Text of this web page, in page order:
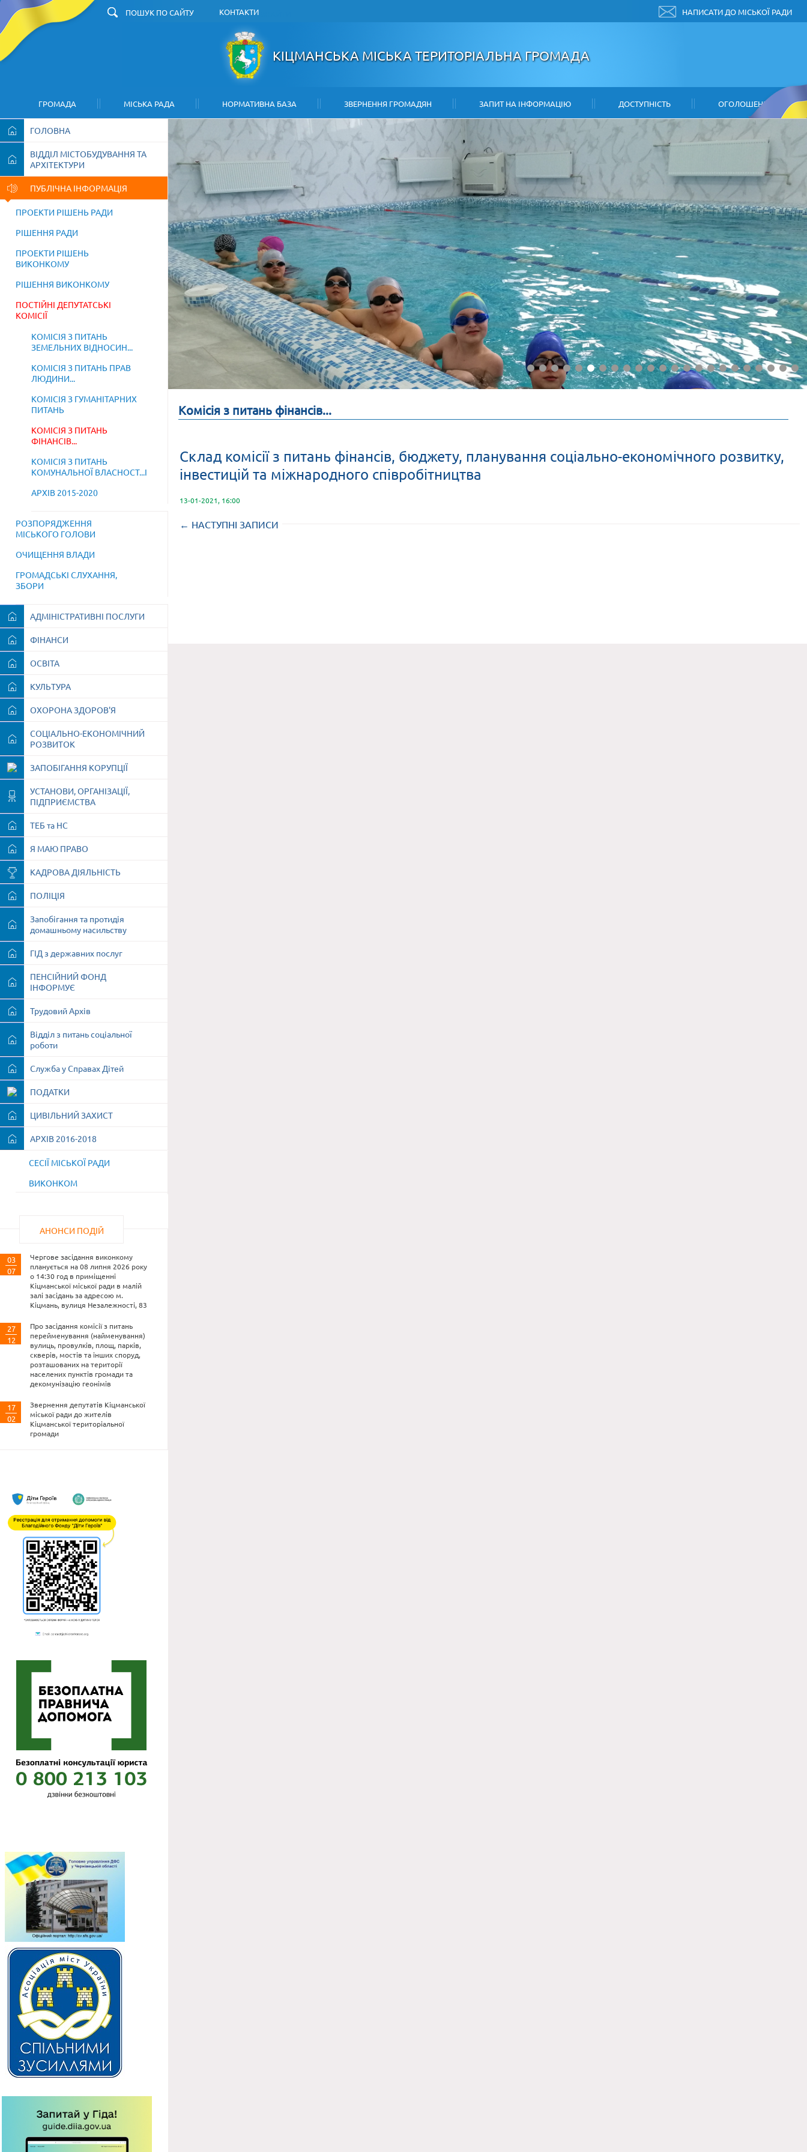
КОНТАКТИ НАПИСАТИ ДО МІСЬКОЇ РАДИ
КІЦМАНСЬКА МІСЬКА ТЕРИТОРІАЛЬНА ГРОМАДА
ГРОМАДА МІСЬКА РАДА НОРМАТИВНА БАЗА ЗВЕРНЕННЯ ГРОМАДЯН ЗАПИТ НА ІНФОРМАЦІЮ ДОСТУПНІСТЬ ОГОЛОШЕННЯ
ІНВЕСТОРУ КОНТАКТИ
ГОЛОВНА
ВІДДІЛ МІСТОБУДУВАННЯ ТА
АРХІТЕКТУРИ
ПУБЛІЧНА ІНФОРМАЦІЯ
ПРОЕКТИ РІШЕНЬ РАДИ
РІШЕННЯ РАДИ
ПРОЕКТИ РІШЕНЬ
ВИКОНКОМУ
РІШЕННЯ ВИКОНКОМУ
ПОСТІЙНІ ДЕПУТАТСЬКІ
КОМІСІЇ
КОМІСІЯ З ПИТАНЬ
ЗЕМЕЛЬНИХ ВІДНОСИН...
КОМІСІЯ З ПИТАНЬ ПРАВ
ЛЮДИНИ...
КОМІСІЯ З ГУМАНІТАРНИХ
ПИТАНЬ
КОМІСІЯ З ПИТАНЬ
ФІНАНСІВ...
КОМІСІЯ З ПИТАНЬ
КОМУНАЛЬНОЇ ВЛАСНОСТ...І
АРХІВ 2015-2020
РОЗПОРЯДЖЕННЯ
МІСЬКОГО ГОЛОВИ
ОЧИЩЕННЯ ВЛАДИ
ГРОМАДСЬКІ СЛУХАННЯ,
ЗБОРИ
АДМІНІСТРАТИВНІ ПОСЛУГИ
ФІНАНСИ
ОСВІТА
КУЛЬТУРА
ОХОРОНА ЗДОРОВ'Я
СОЦІАЛЬНО-ЕКОНОМІЧНИЙ
РОЗВИТОК
ЗАПОБІГАННЯ КОРУПЦІЇ
УСТАНОВИ, ОРГАНІЗАЦІЇ,
ПІДПРИЄМСТВА
ТЕБ та НС
Я МАЮ ПРАВО
КАДРОВА ДІЯЛЬНІСТЬ
ПОЛІЦІЯ
Запобігання та протидія
домашньому насильству
ГІД з державних послуг
ПЕНСІЙНИЙ ФОНД
ІНФОРМУЄ
Трудовий Архів
Відділ з питань соціальної
роботи
Служба у Справах Дітей
ПОДАТКИ
ЦИВІЛЬНИЙ ЗАХИСТ
АРХІВ 2016-2018
СЕСІЇ МІСЬКОЇ РАДИ
ВИКОНКОМ
АНОНСИ ПОДІЙ
03
07
Чергове засідання виконкому
планується на 08 липня 2026 року
о 14:30 год в приміщенні
Кіцманської міської ради в малій
залі засідань за адресою м.
Кіцмань, вулиця Незалежності, 83
27
12
Про засідання комісії з питань
перейменування (найменування)
вулиць, провулків, площ, парків,
скверів, мостів та інших споруд,
розташованих на території
населених пунктів громади та
декомунізацію геонімів
17
02
Звернення депутатів Кіцманської
міської ради до жителів
Кіцманської територіальної
громади
Комісія з питань фінансів...
Склад комісії з питань фінансів, бюджету, планування соціально-економічного розвитку,
інвестицій та міжнародного співробітництва
13-01-2021, 16:00
← НАСТУПНІ ЗАПИСИ